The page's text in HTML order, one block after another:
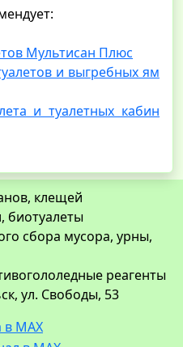
Мультисан Плюс
и выгребных ям
и туалетных кабин
клещей
биотуалеты
сбора мусора, урны,
реагенты
ул. Свободы, 53
в MAX